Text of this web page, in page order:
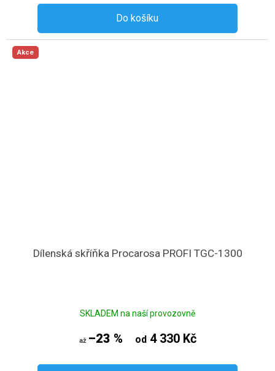
Do košíku
Akce
Dílenská skříňka Procarosa PROFI TGC-1300
SKLADEM na naší provozovně
až –23 % od4 330 Kč